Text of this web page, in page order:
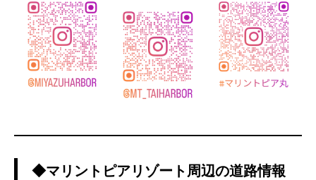
◆マリントピアリゾート周辺の道路情報